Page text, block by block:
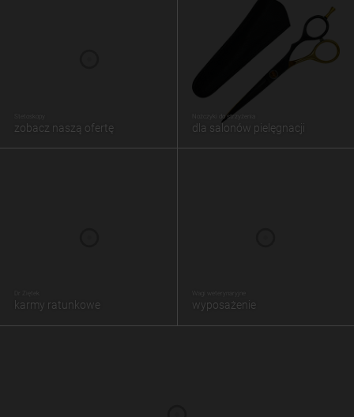
zobacz naszą ofertę
Nożczyki do strzyżenia
dla salonów pielęgnacji
karmy ratunkowe wyposażenie